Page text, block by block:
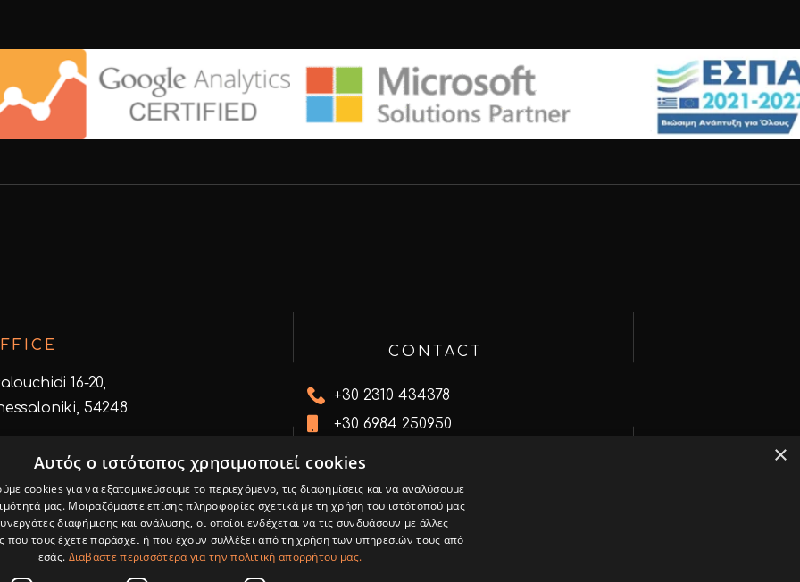
16-20,
54248
the map
CONTACT
+30 2310 434378
+30 6984 250950
×
Αυτός ο ιστότοπος χρησιμοποιεί cookies
cookies για να εξατομικεύσουμε το περιεχόμενο, τις διαφημίσεις και να αναλύσουμε
μας. Μοιραζόμαστε επίσης πληροφορίες σχετικά με τη χρήση του ιστότοπού μας
διαφήμισης και ανάλυσης, οι οποίοι ενδέχεται να τις συνδυάσουν με άλλες
που τους έχετε παράσχει ή που έχουν συλλέξει από τη χρήση των υπηρεσιών τους από
εσάς. Διαβάστε περισσότερα για την πολιτική απορρήτου μας.